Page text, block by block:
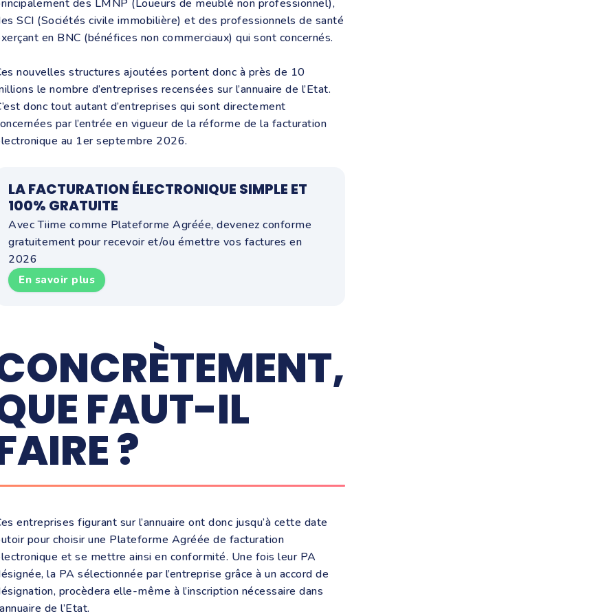
des LMNP (Loueurs de meublé non professionnel),
SCI (Sociétés civile immobilière) et des professionnels de santé
en BNC (bénéfices non commerciaux) qui sont concernés.
nouvelles structures ajoutées portent donc à près de 10
le nombre d’entreprises recensées sur l’annuaire de l’Etat.
donc tout autant d’entreprises qui sont directement
par l’entrée en vigueur de la réforme de la facturation
au 1er septembre 2026.
LA FACTURATION ÉLECTRONIQUE SIMPLE ET
100% GRATUITE
Avec Tiime comme Plateforme Agréée, devenez conforme
gratuitement pour recevoir et/ou émettre vos factures en
2026
En savoir plus
FAUT-IL
?
entreprises figurant sur l’annuaire ont donc jusqu’à cette date
pour choisir une Plateforme Agréée de facturation
et se mettre ainsi en conformité. Une fois leur PA
la PA sélectionnée par l’entreprise grâce à un accord de
procèdera elle-même à l’inscription nécessaire dans
de l’Etat.